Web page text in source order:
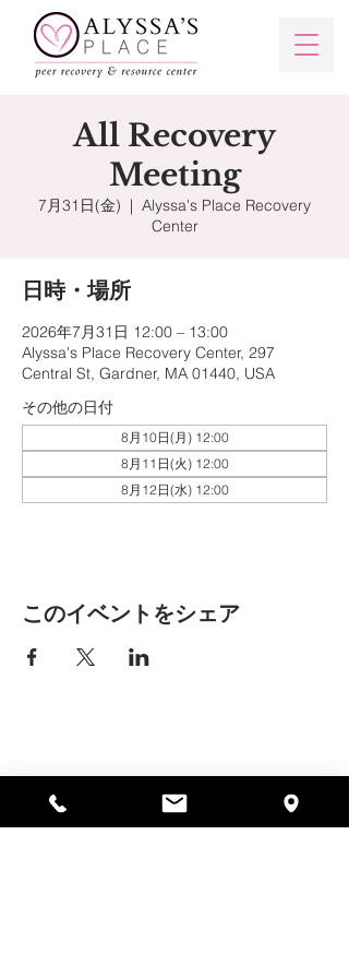
All Recovery
Meeting
7月31日(金)
  |
Alyssa's Place Recovery
Center
日時・場所
2026年7月31日 12:00 – 13:00
Alyssa's Place Recovery Center, 297
Central St, Gardner, MA 01440, USA
その他の日付
8月10日(月) 12:00
8月11日(火) 12:00
8月12日(水) 12:00
このイベントをシェア
297 セントラル ストリート ガード
ナー、MA 01440